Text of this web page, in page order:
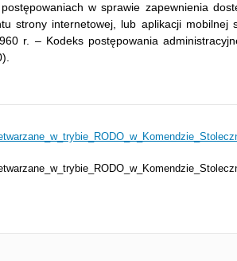
w sprawie zapewnienia
strony internetowej, lub aplikacji mobilnej
r. – Kodeks postępowania